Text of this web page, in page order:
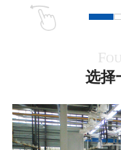
选择